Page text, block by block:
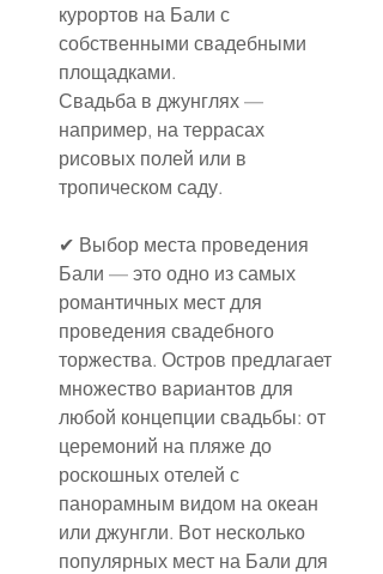
курортов на Бали с
собственными свадебными
площадками.
Свадьба в джунглях —
например, на террасах
рисовых полей или в
тропическом саду.
✔ Выбор места проведения
Бали — это одно из самых
романтичных мест для
проведения свадебного
торжества. Остров предлагает
множество вариантов для
любой концепции свадьбы: от
церемоний на пляже до
роскошных отелей с
панорамным видом на океан
или джунгли. Вот несколько
популярных мест на Бали для